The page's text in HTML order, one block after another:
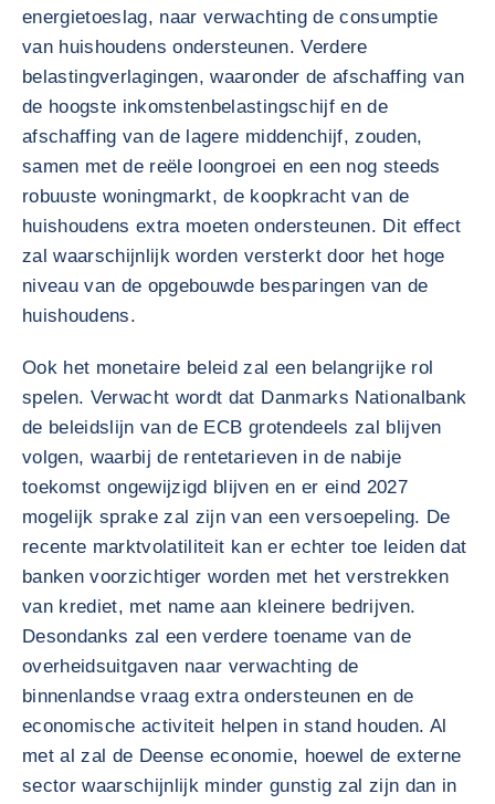
energietoeslag, naar verwachting de consumptie
van huishoudens ondersteunen. Verdere
belastingverlagingen, waaronder de afschaffing van
de hoogste inkomstenbelastingschijf en de
afschaffing van de lagere middenchijf, zouden,
samen met de reële loongroei en een nog steeds
robuuste woningmarkt, de koopkracht van de
huishoudens extra moeten ondersteunen. Dit effect
zal waarschijnlijk worden versterkt door het hoge
niveau van de opgebouwde besparingen van de
huishoudens.
Ook het monetaire beleid zal een belangrijke rol
spelen. Verwacht wordt dat Danmarks Nationalbank
de beleidslijn van de ECB grotendeels zal blijven
volgen, waarbij de rentetarieven in de nabije
toekomst ongewijzigd blijven en er eind 2027
mogelijk sprake zal zijn van een versoepeling. De
recente marktvolatiliteit kan er echter toe leiden dat
banken voorzichtiger worden met het verstrekken
van krediet, met name aan kleinere bedrijven.
Desondanks zal een verdere toename van de
overheidsuitgaven naar verwachting de
binnenlandse vraag extra ondersteunen en de
economische activiteit helpen in stand houden. Al
met al zal de Deense economie, hoewel de externe
sector waarschijnlijk minder gunstig zal zijn dan in